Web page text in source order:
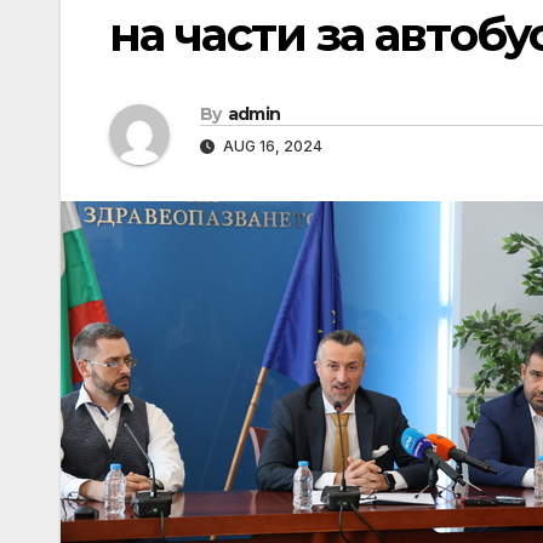
на части за
By admin
AUG 16, 2024